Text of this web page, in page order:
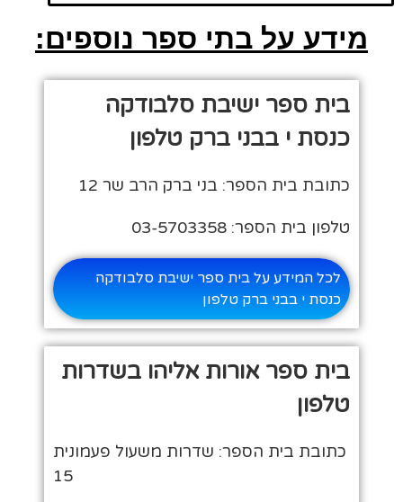
מידע על בתי ספר נוספים:
בית ספר ישיבת סלבודקה
כנסת י בבני ברק טלפון
כתובת בית הספר: בני ברק הרב שר 12
טלפון בית הספר: 03-5703358
לכל המידע על בית ספר ישיבת סלבודקה
כנסת י בבני ברק טלפון
בית ספר אורות אליהו בשדרות
טלפון
כתובת בית הספר: שדרות משעול פעמונית
15